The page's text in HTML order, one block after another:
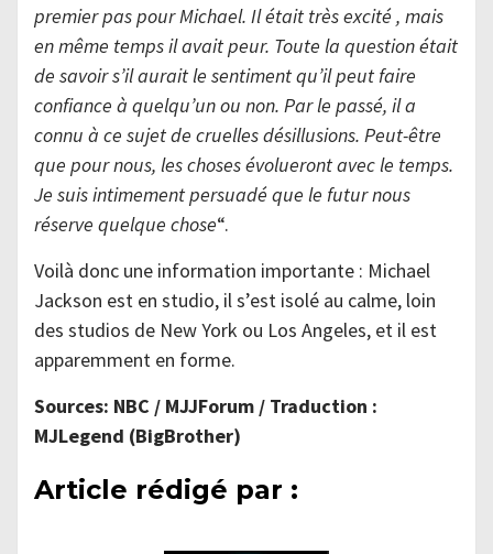
premier pas pour Michael. Il était très excité , mais
en même temps il avait peur. Toute la question était
de savoir s’il aurait le sentiment qu’il peut faire
confiance à quelqu’un ou non. Par le passé, il a
connu à ce sujet de cruelles désillusions. Peut-être
que pour nous, les choses évolueront avec le temps.
Je suis intimement persuadé que le futur nous
réserve quelque chose“.
Voilà donc une information importante : Michael
Jackson est en studio, il s’est isolé au calme, loin
des studios de New York ou Los Angeles, et il est
apparemment en forme.
Sources: NBC / MJJForum / Traduction :
MJLegend (BigBrother)
Article rédigé par :